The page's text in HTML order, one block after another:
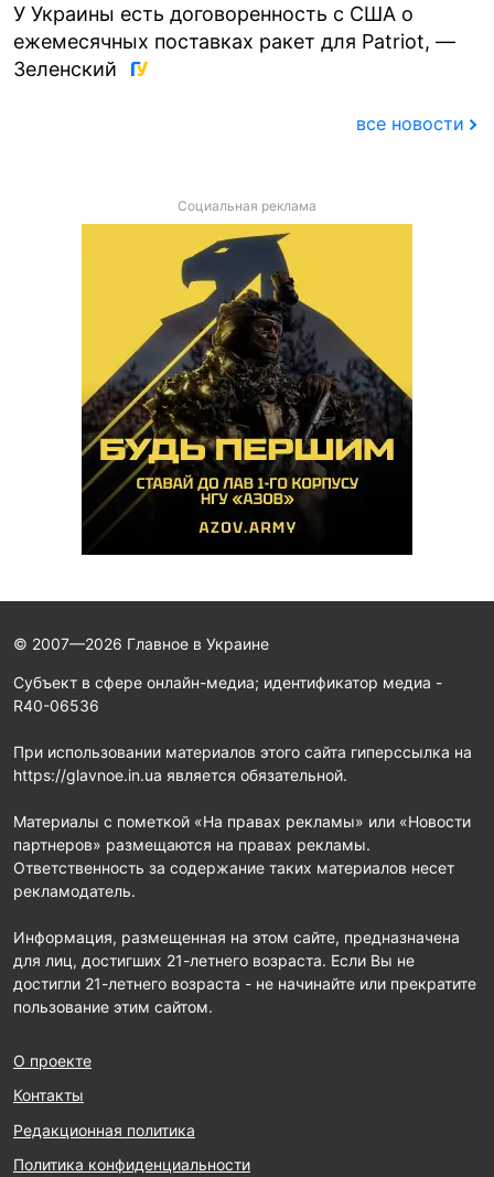
У Украины есть договоренность с США о
ежемесячных поставках ракет для Patriot, —
Зеленский
все новости
Социальная реклама
© 2007—2026 Главное в Украине
Субъект в сфере онлайн-медиа; идентификатор медиа -
R40-06536
При использовании материалов этого сайта гиперссылка на
https://glavnoe.in.ua является обязательной.
Материалы с пометкой «На правах рекламы» или «Новости
партнеров» размещаются на правах рекламы.
Ответственность за содержание таких материалов несет
рекламодатель.
Информация, размещенная на этом сайте, предназначена
для лиц, достигших 21-летнего возраста. Если Вы не
достигли 21-летнего возраста - не начинайте или прекратите
пользование этим сайтом.
О проекте
Контакты
Редакционная политика
Политика конфиденциальности